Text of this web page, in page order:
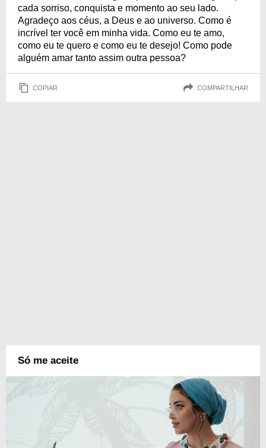
cada sorriso, conquista e momento ao seu lado.
Agradeço aos céus, a Deus e ao universo. Como é
incrível ter você em minha vida. Como eu te amo,
como eu te quero e como eu te desejo! Como pode
alguém amar tanto assim outra pessoa?
COPIAR COMPARTILHAR
Só me aceite